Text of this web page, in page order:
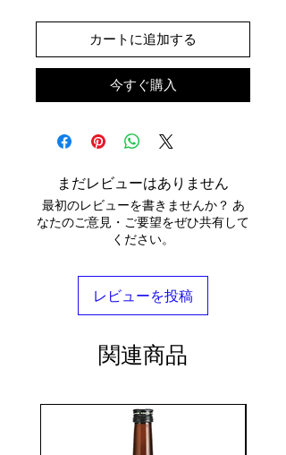
カートに追加する
今すぐ購入
まだレビューはありません
最初のレビューを書きませんか？ あ
なたのご意見・ご要望をぜひ共有して
ください。
レビューを投稿
関連商品